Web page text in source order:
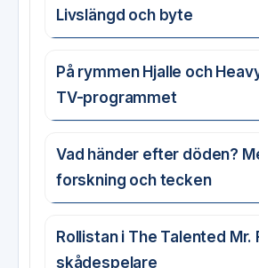
Livslängd och byte
På rymmen Hjalle och
TV-programmet
Vad händer efter döden?
forskning och tecken
Rollistan i The Talented Mr.
skådespelare